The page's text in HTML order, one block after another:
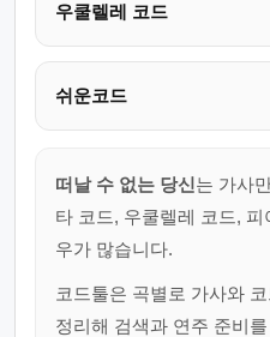
우쿨렐레 코드
쉬운코드
떠날 수 없는 당신는 가사
타 코드, 우쿨렐레 코드,
우가 많습니다.
코드툴은 곡별로 가사와
정리해 검색과 연주 준비